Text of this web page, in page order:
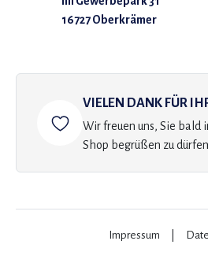
16727 Oberkrämer
VIELEN DANK FÜR
Wir freuen uns, Sie bald
Shop begrüßen zu
Impressum